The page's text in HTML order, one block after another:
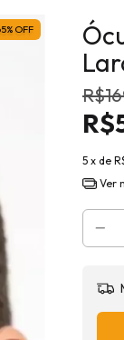
% OFF
5 x de
Ver